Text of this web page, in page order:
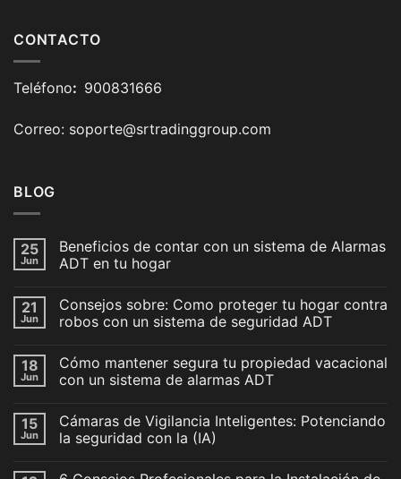
CONTACTO
Teléfono: 900831666
Correo: soporte@srtradinggroup.com
BLOG
25
Jun
Beneficios de contar con un sistema de Alarmas
ADT en tu hogar
21
Jun
Consejos sobre: Como proteger tu hogar contra
robos con un sistema de seguridad ADT
18
Jun
Cómo mantener segura tu propiedad vacacional
con un sistema de alarmas ADT
15
Jun
Cámaras de Vigilancia Inteligentes: Potenciando
la seguridad con la (IA)